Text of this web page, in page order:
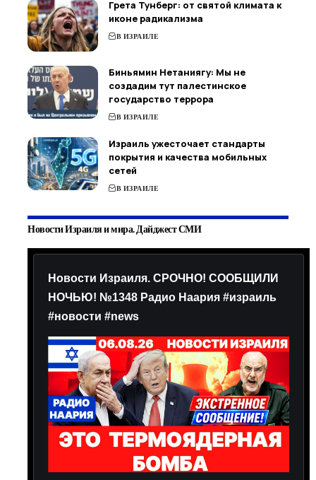
Грета Тунберг: от святой климата к
иконе радикализма
В ИЗРАИЛЕ
Биньямин Нетаниягу: Мы не
создадим тут палестинское
государство террора
В ИЗРАИЛЕ
Израиль ужесточает стандарты
покрытия и качества мобильных
сетей
В ИЗРАИЛЕ
Новости Израиля и мира. Дайджест СМИ